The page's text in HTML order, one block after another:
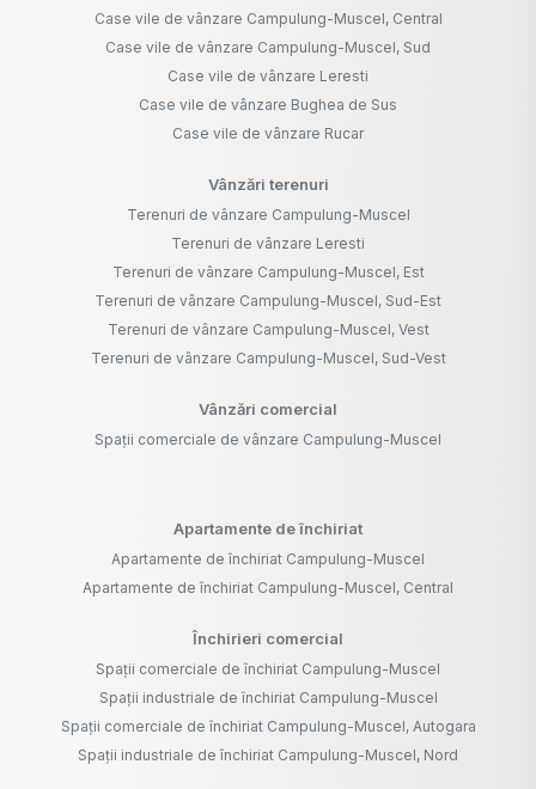
Case vile de vânzare Campulung-Muscel, Central
Case vile de vânzare Campulung-Muscel, Sud
Case vile de vânzare Leresti
Case vile de vânzare Bughea de Sus
Case vile de vânzare Rucar
Vânzări terenuri
Terenuri de vânzare Campulung-Muscel
Terenuri de vânzare Leresti
Terenuri de vânzare Campulung-Muscel, Est
Terenuri de vânzare Campulung-Muscel, Sud-Est
Terenuri de vânzare Campulung-Muscel, Vest
Terenuri de vânzare Campulung-Muscel, Sud-Vest
Vânzări comercial
Spații comerciale de vânzare Campulung-Muscel
Apartamente de închiriat
Apartamente de închiriat Campulung-Muscel
Apartamente de închiriat Campulung-Muscel, Central
Închirieri comercial
Spații comerciale de închiriat Campulung-Muscel
Spații industriale de închiriat Campulung-Muscel
Spații comerciale de închiriat Campulung-Muscel, Autogara
Spații industriale de închiriat Campulung-Muscel, Nord